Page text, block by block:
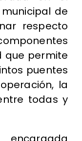
de
respecto
que permite
puentes
la
todas y